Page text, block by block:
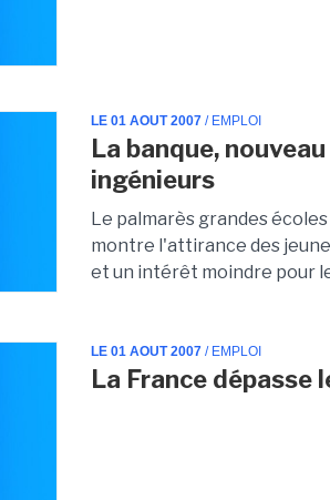
LE 01 AOUT 2007 / EMPLOI
La banque,
ingénieurs
Le palmarès grandes
montre l'attirance des
et un intérêt moindre pour
LE 01 AOUT 2007 / EMPLOI
La France